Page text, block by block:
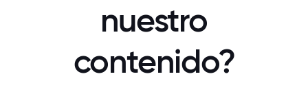
nuestro
contenido?